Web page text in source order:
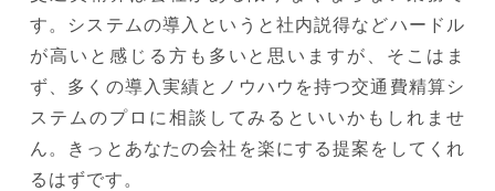
す。システムの導入というと社内説得などハードル
が高いと感じる方も多いと思いますが、そこはま
ず、多くの導入実績とノウハウを持つ交通費精算シ
ステムのプロに相談してみるといいかもしれませ
ん。きっとあなたの会社を楽にする提案をしてくれ
るはずです。